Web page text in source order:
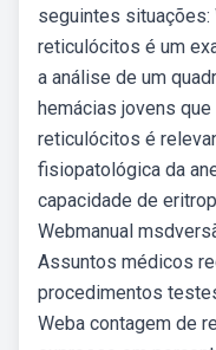
seguintes situações:
reticulócitos é um
a análise de um
hemácias jovens
reticulócitos é
fisiopatológica da
capacidade de
Webmanual
Assuntos médicos
procedimentos
Weba contagem de